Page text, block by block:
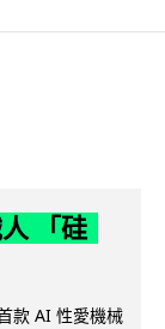
「硅
款 AI 性愛機械